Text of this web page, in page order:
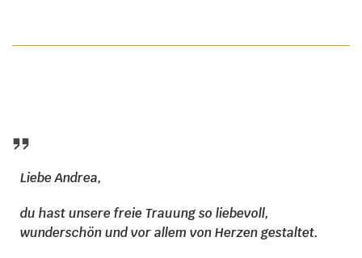
Liebe Andrea,
du hast unsere freie Trauung so liebevoll,
wunderschön und vor allem von Herzen gestaltet.